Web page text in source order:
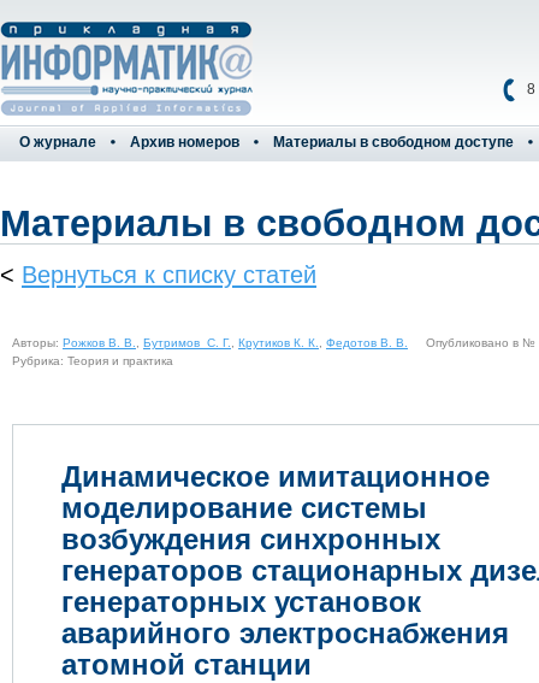
8
О журнале Архив номеров Материалы в свободном доступе
Материалы в свободном
< Вернуться к списку статей
Авторы: Рожков В. В. Бутримов С. Г. Крутиков К. К. Федотов В. В.
Опубликовано в №
Рубрика: Теория и практика
Динамическое имитационное
моделирование системы
возбуждения синхронных
генераторов стационарных
генераторных установок
аварийного электроснабжения
атомной станции